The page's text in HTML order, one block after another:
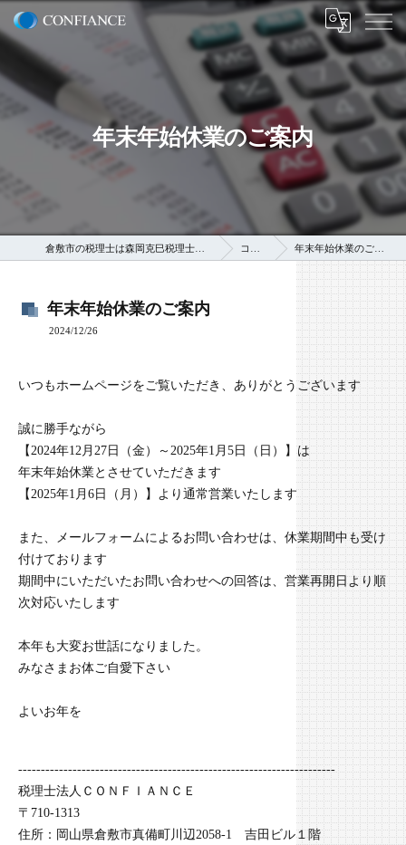
年末年始休業のご案内
コラム 年末年始休業のご案内
年末年始休業のご案内
2024/12/26
いつもホームページをご覧いただき、ありがとうございます
誠に勝手ながら
【2024年12月27日（金）～2025年1月5日（日）】は
年末年始休業とさせていただきます
【2025年1月6日（月）】より通常営業いたします
また、メールフォームによるお問い合わせは、休業期間中も受け
付けております
期間中にいただいたお問い合わせへの回答は、営業再開日より順
次対応いたします
本年も大変お世話になりました。
みなさまお体ご自愛下さい
よいお年を
----------------------------------------------------------------------
税理士法人ＣＯＮＦＩＡＮＣＥ
〒710-1313
住所：岡山県倉敷市真備町川辺2058-1 吉田ビル１階